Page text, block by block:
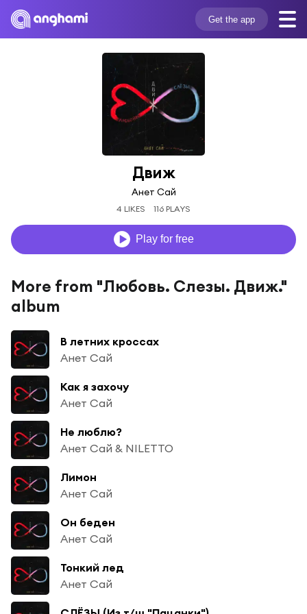
Get the app
Движ
Анет Сай
4 LIKES 116 PLAYS
Play for free
More from "Любовь. Слезы. Движ."
album
В летних кроссах
Анет Сай
Как я захочу
Анет Сай
Не люблю?
Анет Сай & NILETTO
Лимон
Анет Сай
Он беден
Анет Сай
Тонкий лед
Анет Сай